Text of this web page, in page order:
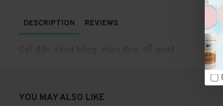
DESCRIPTION REVIEWS
Gel đặc, sáng bóng, màu đẹp, dễ quét
YOU MAY ALSO LIKE